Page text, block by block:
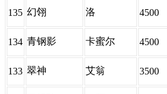
135 幻翎 洛 4500
134 青钢影 卡蜜尔 4500
133 翠神 艾翁 3500